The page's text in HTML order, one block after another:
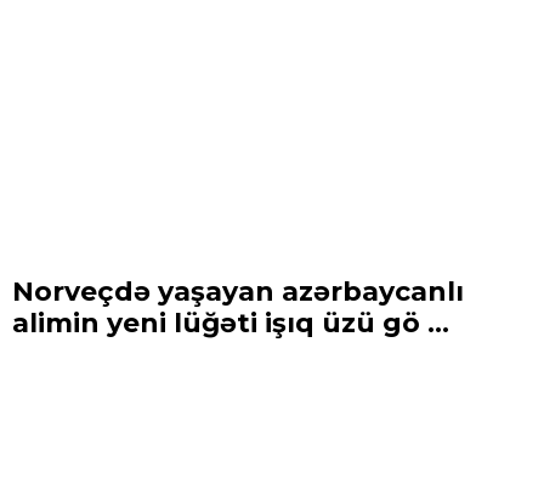
Norveçdə yaşayan azərbaycanlı
alimin yeni lüğəti işıq üzü gö ...